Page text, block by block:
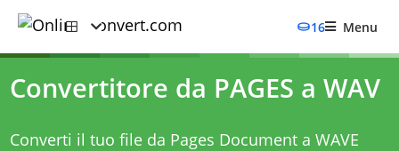
16 Menu
Convertitore da PAGES a WAV
Converti il tuo file da Pages Document a WAVE